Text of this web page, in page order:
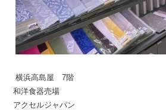
横浜高島屋 7階
和洋食器売場
アクセルジャパン